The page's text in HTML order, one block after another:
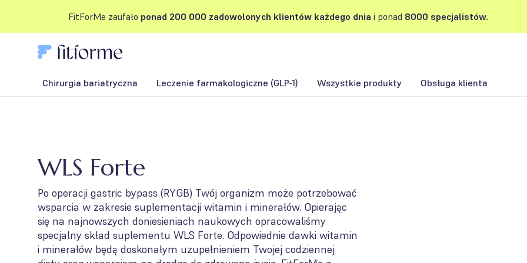
FitForMe zaufało ponad 200 000 zadowolonych klientów każdego dnia i ponad 8000 specjalistów.
Chirurgia bariatryczna Leczenie farmakologiczne (GLP-1) Wszystkie produkty Obsługa klienta
WLS Forte
Po operacji gastric bypass (RYGB) Twój organizm może potrzebować
wsparcia w zakresie suplementacji witamin i minerałów. Opierając
się na najnowszych doniesieniach naukowych opracowaliśmy
specjalny skład suplementu WLS Forte. Odpowiednie dawki witamin
i minerałów będą doskonałym uzupełnieniem Twojej codziennej